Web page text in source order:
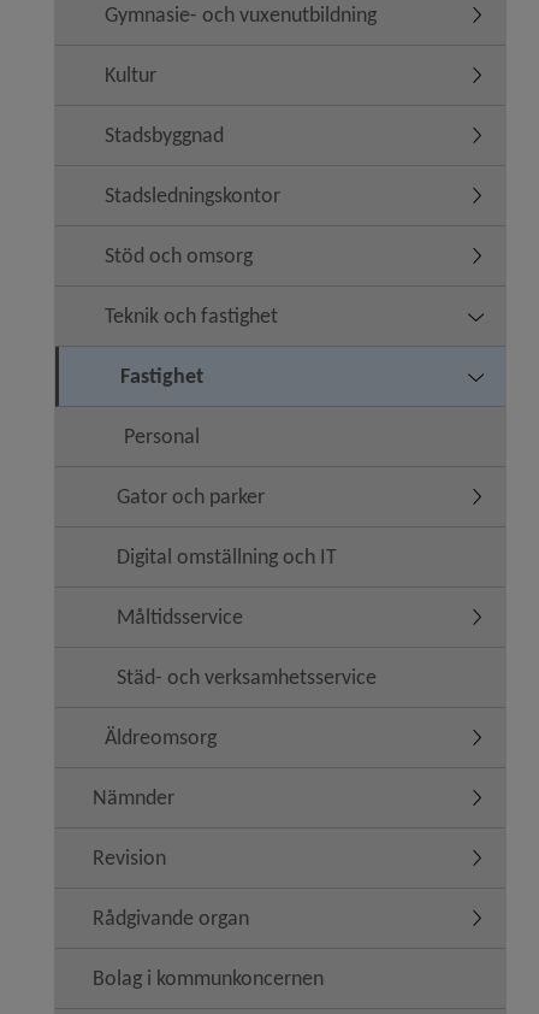
Gymnasie- och vuxenutbildning
Kultur
Stadsbyggnad
Stadsledningskontor
Stöd och omsorg
Teknik och fastighet
Fastighet
Personal
Gator och parker
Digital omställning och IT
Måltidsservice
Städ- och verksamhetsservice
Äldreomsorg
Nämnder
Revision
Rådgivande organ
Bolag i kommunkoncernen